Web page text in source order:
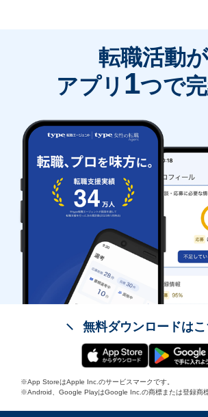
転職活動が
アプリ 1つで完
無料ダウンロードはこ
※App StoreはApple Inc.のサービスマークです。
※Android、Google PlayはGoogle Inc.の商標または登録商標